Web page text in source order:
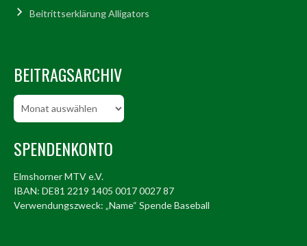
Beitrittserklärung Alligators
BEITRAGSARCHIV
Beitragsarchiv
SPENDENKONTO
Elmshorner MTV e.V.
IBAN: DE81 2219 1405 0017 0027 87
Verwendungszweck: „Name“ Spende Baseball